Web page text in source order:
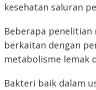
kesehatan saluran
Beberapa penelitian
berkaitan dengan
metabolisme lemak
Bakteri baik dalam